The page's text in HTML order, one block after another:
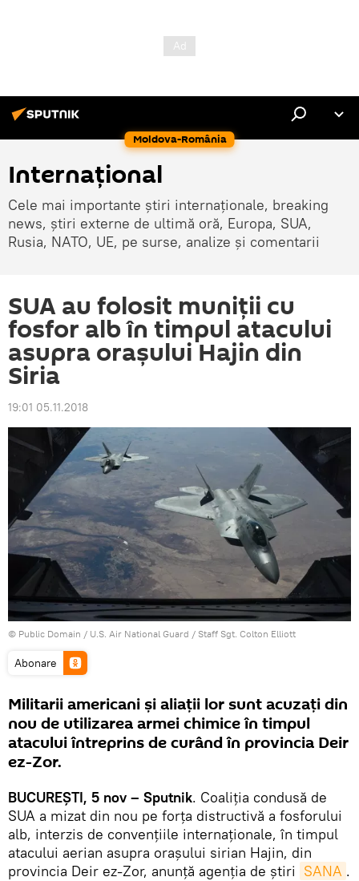
Moldova-România
Internaţional
Cele mai importante știri internaționale, breaking
news, știri externe de ultimă oră, Europa, SUA,
Rusia, NATO, UE, pe surse, analize și comentarii
SUA au folosit muniții cu
fosfor alb în timpul atacului
asupra orașului Hajin din
Siria
19:01 05.11.2018
© Public Domain / U.S. Air National Guard / Staff Sgt. Colton Elliott
Abonare
Militarii americani și aliații lor sunt acuzați din
nou de utilizarea armei chimice în timpul
atacului întreprins de curând în provincia Deir
ez-Zor.
BUCUREȘTI, 5 nov – Sputnik. Coaliția condusă de
SUA a mizat din nou pe forța distructivă a fosforului
alb, interzis de convențiile internaționale, în timpul
atacului aerian asupra orașului sirian Hajin, din
provincia Deir ez-Zor, anunță agenția de știri SANA .